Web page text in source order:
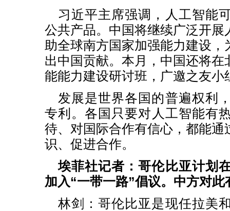
习近平主席强调，人工智能
公共产品。中国将继续广泛开展
助全球南方国家加强能力建设
出中国贡献。本月，中国还将在
能能力建设研讨班，广邀之友小
发展是世界各国的普遍权利
专利。各国只要对人工智能有
待、对国际合作有信心，都能通
识、促进合作。
埃菲社记者：哥伦比亚计划
加入“一带一路”倡议。中方对此
林剑：哥伦比亚是现任拉美